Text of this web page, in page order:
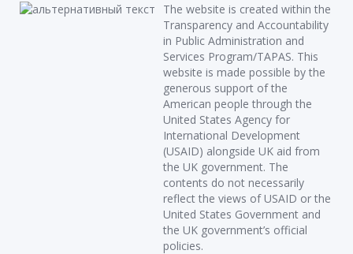
The website is created within the
Transparency and Accountability
in Public Administration and
Services Program/TAPAS. This
website is made possible by the
generous support of the
American people through the
United States Agency for
International Development
(USAID) alongside UK aid from
the UK government. The
contents do not necessarily
reflect the views of USAID or the
United States Government and
the UK government’s official
policies.